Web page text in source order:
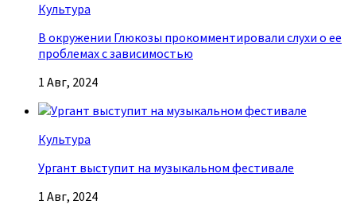
Культура
В окружении Глюкозы прокомментировали слухи о ее
проблемах с зависимостью
1 Авг, 2024
Культура
Ургант выступит на музыкальном фестивале
1 Авг, 2024